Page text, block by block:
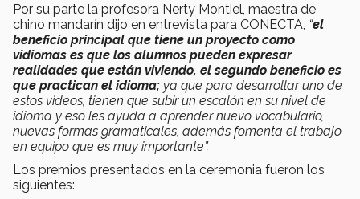
Por su parte la profesora Nerty Montiel, maestra de
chino mandarín dijo en entrevista para CONECTA, “el
beneficio principal que tiene un proyecto como
vidiomas es que los alumnos pueden expresar
realidades que están viviendo, el segundo beneficio es
que practican el idioma; ya que para desarrollar uno de
estos videos, tienen que subir un escalón en su nivel de
idioma y eso les ayuda a aprender nuevo vocabulario,
nuevas formas gramaticales, además fomenta el trabajo
en equipo que es muy importante”.
Los premios presentados en la ceremonia fueron los
siguientes: